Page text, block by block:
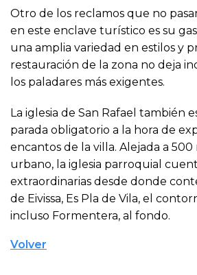
Otro de los reclamos que no
en este enclave turístico es su
una amplia variedad en estilos y
restauración de la zona no deja
los paladares más exigentes.
La iglesia de San Rafael también
parada obligatorio a la hora de
encantos de la villa. Alejada a
urbano, la iglesia parroquial
extraordinarias desde donde
de Eivissa, Es Pla de Vila, el
incluso Formentera, al fondo.
Volver